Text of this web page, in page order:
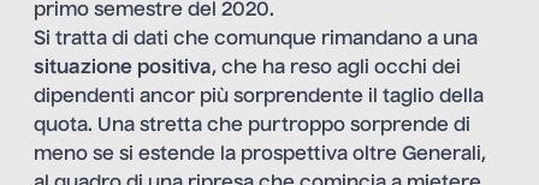
primo semestre del 2020.
Si tratta di dati che comunque rimandano a una
situazione positiva, che ha reso agli occhi dei
dipendenti ancor più sorprendente il taglio della
quota. Una stretta che purtroppo sorprende di
meno se si estende la prospettiva oltre Generali,